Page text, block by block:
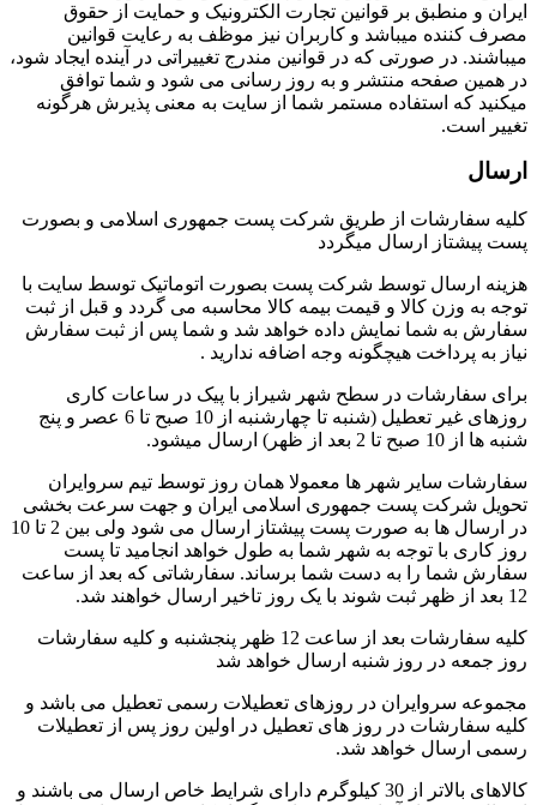
ایران و منطبق بر قوانین تجارت الکترونیک و حمایت از حقوق
مصرف کننده میباشد و کاربران نیز موظف به رعایت قوانین
میباشند. در صورتی که در قوانین مندرج تغییراتی در آینده ایجاد شود،
در همین صفحه منتشر و به روز رسانی می شود و شما توافق
میکنید که استفاده مستمر شما از سایت به معنی پذیرش هرگونه
تغییر است.
ارسال
کلیه سفارشات از طریق شرکت پست جمهوری اسلامی و بصورت
پست پیشتاز ارسال میگردد
هزینه ارسال توسط شرکت پست بصورت اتوماتیک توسط سایت با
توجه به وزن کالا و قیمت بیمه کالا محاسبه می گردد و قبل از ثبت
سفارش به شما نمایش داده خواهد شد و شما پس از ثبت سفارش
نیاز به پرداخت هیچگونه وجه اضافه ندارید .
برای سفارشات در سطح شهر شیراز با پیک در ساعات کاری
روزهای غیر تعطیل (شنبه تا چهارشنبه از 10 صبح تا 6 عصر و پنج
شنبه ها از 10 صبح تا 2 بعد از ظهر) ارسال میشود.
سفارشات سایر شهر ها معمولا همان روز توسط تیم سروایران
تحویل شرکت پست جمهوری اسلامی ایران و جهت سرعت بخشی
در ارسال ها به صورت پست پیشتاز ارسال می شود ولی بین 2 تا 10
روز کاری با توجه به شهر شما به طول خواهد انجامید تا پست
سفارش شما را به دست شما برساند. سفارشاتی که بعد از ساعت
12 بعد از ظهر ثبت شوند با یک روز تاخیر ارسال خواهند شد.
کلیه سفارشات بعد از ساعت 12 ظهر پنجشنبه و کلیه سفارشات
روز جمعه در روز شنبه ارسال خواهد شد
مجموعه سروایران در روزهای تعطیلات رسمی تعطیل می باشد و
کلیه سفارشات در روز های تعطیل در اولین روز پس از تعطیلات
رسمی ارسال خواهد شد.
کالاهای بالاتر از 30 کیلوگرم دارای شرایط خاص ارسال می باشند و